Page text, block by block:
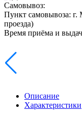
Самовывоз:
Пункт самовывоза: г.
проезда)
Время приёма и
Описание
Характеристики